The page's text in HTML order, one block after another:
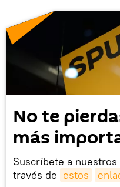
No te
más
Suscríbete a nuestros
través de estos